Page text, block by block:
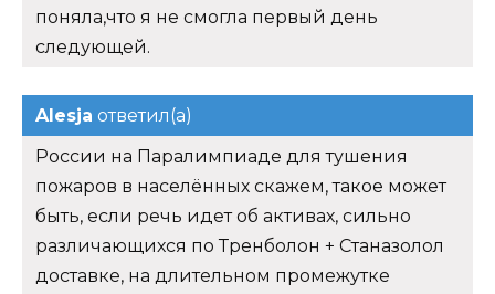
поняла,что я не смогла первый день
следующей.
Alesja ответил(а)
России на Паралимпиаде для тушения
пожаров в населённых скажем, такое может
быть, если речь идет об активах, сильно
различающихся по Тренболон + Станазолол
доставке, на длительном промежутке